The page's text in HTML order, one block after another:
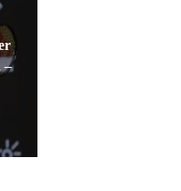
–